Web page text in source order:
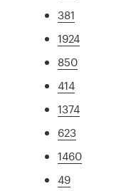
381
1924
850
414
1374
623
1460
49